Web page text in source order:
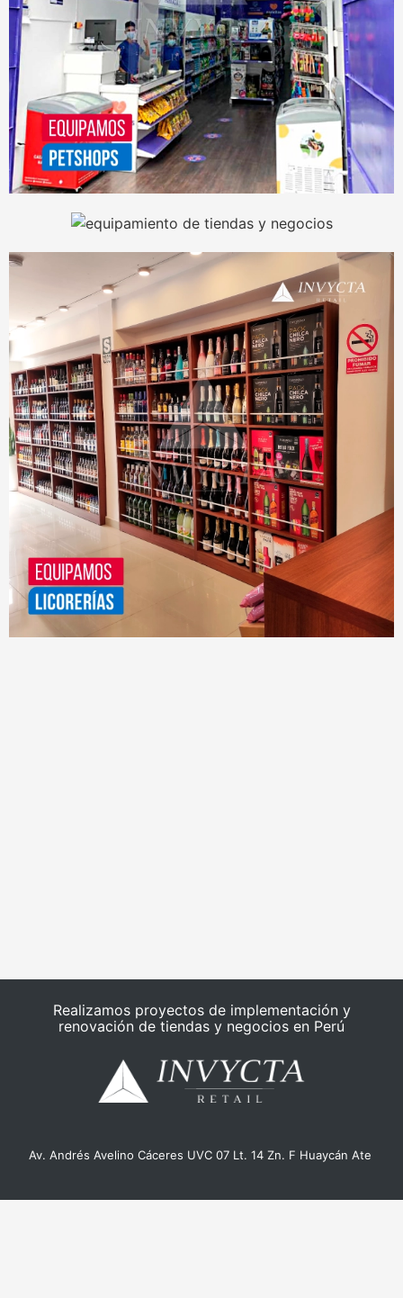
Realizamos proyectos de implementación y
renovación de tiendas y negocios en Perú
Av. Andrés Avelino Cáceres UVC 07 Lt. 14 Zn. F Huaycán Ate